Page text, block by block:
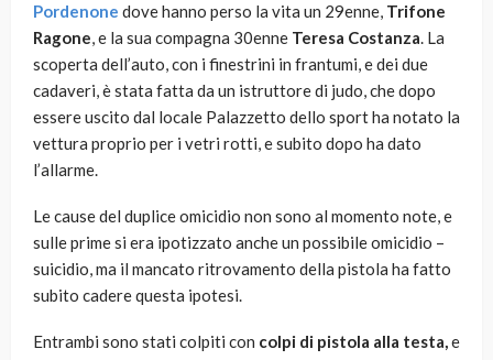
Pordenone dove hanno perso la vita un 29enne, Trifone
Ragone, e la sua compagna 30enne Teresa Costanza. La
scoperta dell’auto, con i finestrini in frantumi, e dei due
cadaveri, è stata fatta da un istruttore di judo, che dopo
essere uscito dal locale Palazzetto dello sport ha notato la
vettura proprio per i vetri rotti, e subito dopo ha dato
l’allarme.
Le cause del duplice omicidio non sono al momento note, e
sulle prime si era ipotizzato anche un possibile omicidio –
suicidio, ma il mancato ritrovamento della pistola ha fatto
subito cadere questa ipotesi.
Entrambi sono stati colpiti con colpi di pistola alla testa,e